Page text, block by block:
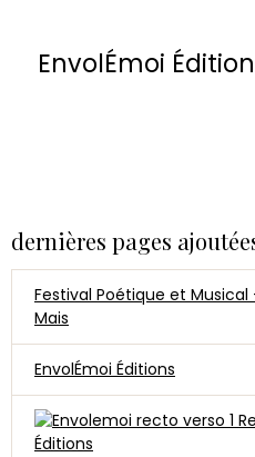
EnvolÉmoi
dernières pages
Festival Poétique et Musical
Mais
EnvolÉmoi Éditions
Éditions